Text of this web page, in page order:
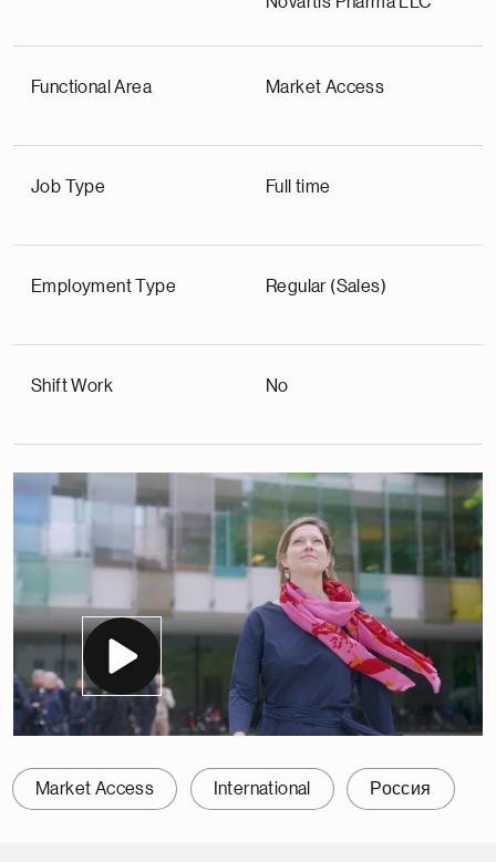
Functional Area Market Access
Job Type Full time
Employment Type Regular (Sales)
Shift Work No
Market Access International Россия